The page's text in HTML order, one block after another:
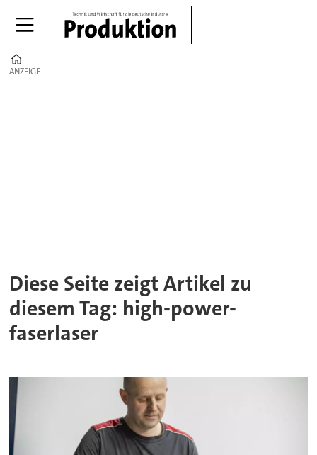
ANZEIGE
ANZEIGE
Diese Seite zeigt Artikel zu
diesem Tag: high-power-
faserlaser